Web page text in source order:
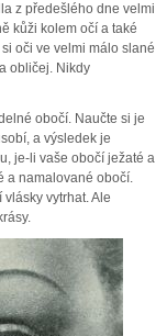
z předešlého dne velmi
kůži kolem očí a také
oči ve velmi málo slané
obličej. Nikdy
obočí. Naučte si je
a výsledek je
je-li vaše obočí ježaté a
a namalované obočí.
vytrhat. Ale